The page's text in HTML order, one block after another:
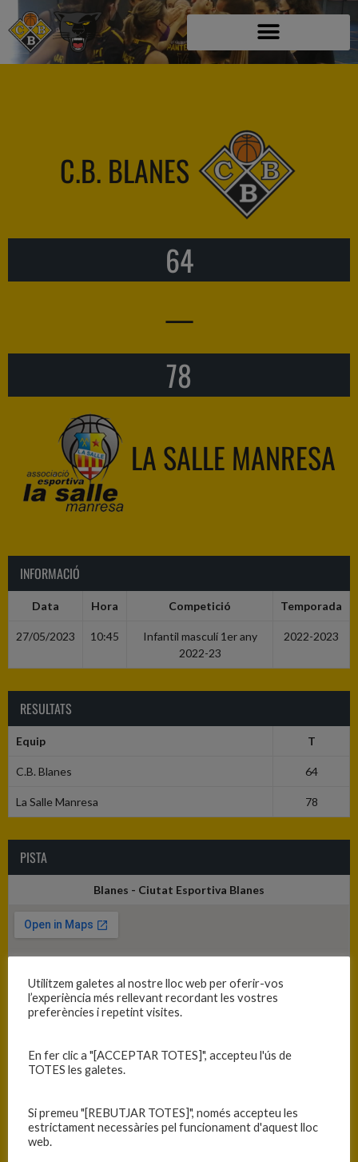
C.B. BLANES
64
—
78
LA SALLE MANRESA
INFORMACIÓ
Data Hora Competició Temporada
27/05/2023 10:45
Infantil masculí 1er any
2022-23
2022-2023
RESULTATS
Equip T
C.B. Blanes 64
La Salle Manresa 78
PISTA
Blanes - Ciutat Esportiva Blanes
Utilitzem galetes al nostre lloc web per oferir-vos
l’experiència més rellevant recordant les vostres
preferències i repetint visites.
En fer clic a "[ACCEPTAR TOTES]", accepteu l'ús de
TOTES les galetes.
Si premeu "[REBUTJAR TOTES]", només accepteu les
estrictament necessàries pel funcionament d'aquest lloc
web.